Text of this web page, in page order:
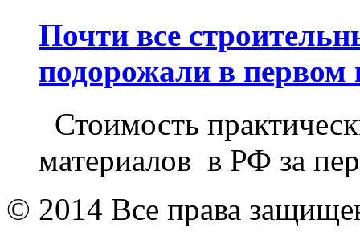
Почти все
подорожали в первом
Стоимость
материалов в РФ за
© 2014 Все права